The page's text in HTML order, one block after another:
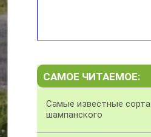
САМОЕ ЧИТАЕМОЕ:
Самые известные сорта
шампанского